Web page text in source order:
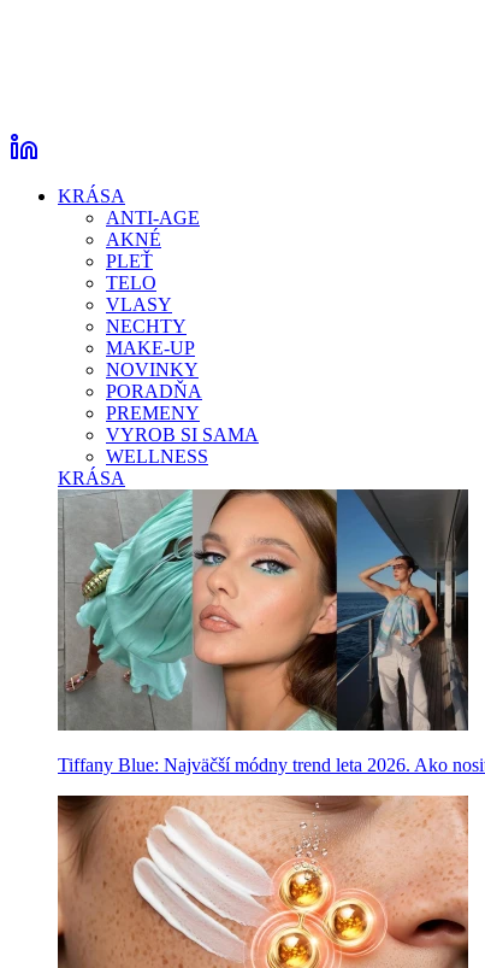
KRÁSA
ANTI-AGE
AKNÉ
PLEŤ
TELO
VLASY
NECHTY
MAKE-UP
NOVINKY
PORADŇA
PREMENY
VYROB SI SAMA
WELLNESS
KRÁSA
Tiffany Blue: Najväčší módny trend leta 2026. Ako